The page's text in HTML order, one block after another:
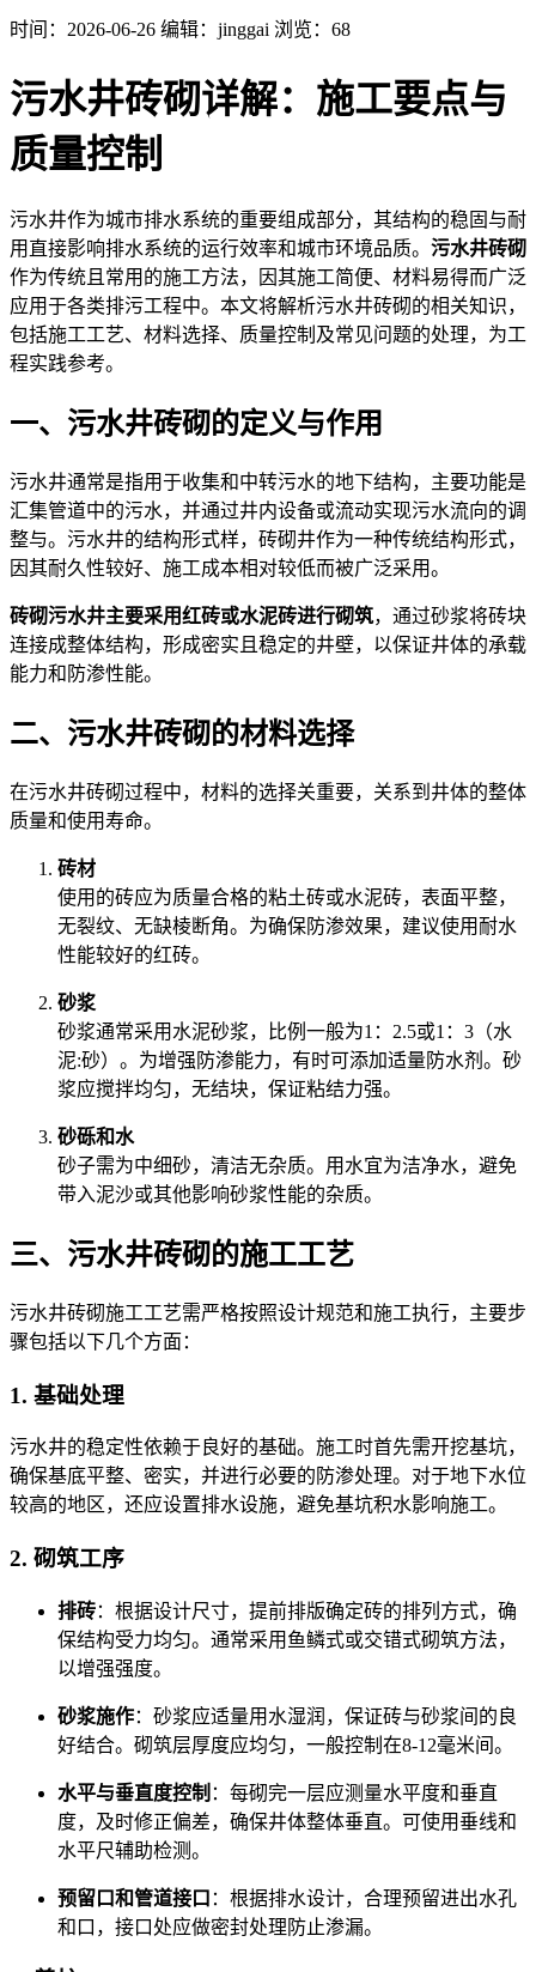
时间： 2026-06-26 编辑：jinggai 浏览：68
污水井砖砌详解：施工要点与
质量控制
污水井作为城市排水系统的重要组成部分，其结构的稳固与耐
用直接影响排水系统的运行效率和城市环境品质。 污水井砖砌
作为传统且常用的施工方法，因其施工简便、材料易得而广泛
应用于各类排污工程中。本文将解析污水井砖砌的相关知识，
包括施工工艺、材料选择、质量控制及常见问题的处理，为工
程实践参考。
一、污水井砖砌的定义与作用
污水井通常是指用于收集和中转污水的地下结构，主要功能是
汇集管道中的污水，并通过井内设备或流动实现污水流向的调
整与。污水井的结构形式样，砖砌井作为一种传统结构形式，
因其耐久性较好、施工成本相对较低而被广泛采用。
砖砌污水井主要采用红砖或水泥砖进行砌筑，通过砂浆将砖块
连接成整体结构，形成密实且稳定的井壁，以保证井体的承载
能力和防渗性能。
二、污水井砖砌的材料选择
在污水井砖砌过程中，材料的选择关重要，关系到井体的整体
质量和使用寿命。
砖材
使用的砖应为质量合格的粘土砖或水泥砖，表面平整，
无裂纹、无缺棱断角。为确保防渗效果，建议使用耐水
性能较好的红砖。
砂浆
砂浆通常采用水泥砂浆，比例一般为1：2.5或1：3（水
泥:砂）。为增强防渗能力，有时可添加适量防水剂。砂
浆应搅拌均匀，无结块，保证粘结力强。
砂砾和水
砂子需为中细砂，清洁无杂质。用水宜为洁净水，避免
带入泥沙或其他影响砂浆性能的杂质。
三、污水井砖砌的施工工艺
污水井砖砌施工工艺需严格按照设计规范和施工执行，主要步
骤包括以下几个方面：
1. 基础处理
污水井的稳定性依赖于良好的基础。施工时首先需开挖基坑，
确保基底平整、密实，并进行必要的防渗处理。对于地下水位
较高的地区，还应设置排水设施，避免基坑积水影响施工。
2. 砌筑工序
排砖：根据设计尺寸，提前排版确定砖的排列方式，确
保结构受力均匀。通常采用鱼鳞式或交错式砌筑方法，
以增强强度。
砂浆施作：砂浆应适量用水湿润，保证砖与砂浆间的良
好结合。砌筑层厚度应均匀，一般控制在8-12毫米间。
水平与垂直度控制 ：每砌完一层应测量水平度和垂直
度，及时修正偏差，确保井体整体垂直。可使用垂线和
水平尺辅助检测。
预留口和管道接口 ：根据排水设计，合理预留进出水孔
和口，接口处应做密封处理防止渗漏。